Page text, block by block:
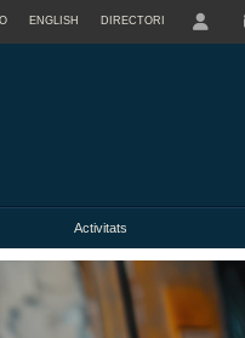
ENGLISH DIRECTORI
Activitats